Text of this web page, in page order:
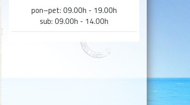
pon–pet: 09.00h - 19.00h
sub: 09.00h - 14.00h